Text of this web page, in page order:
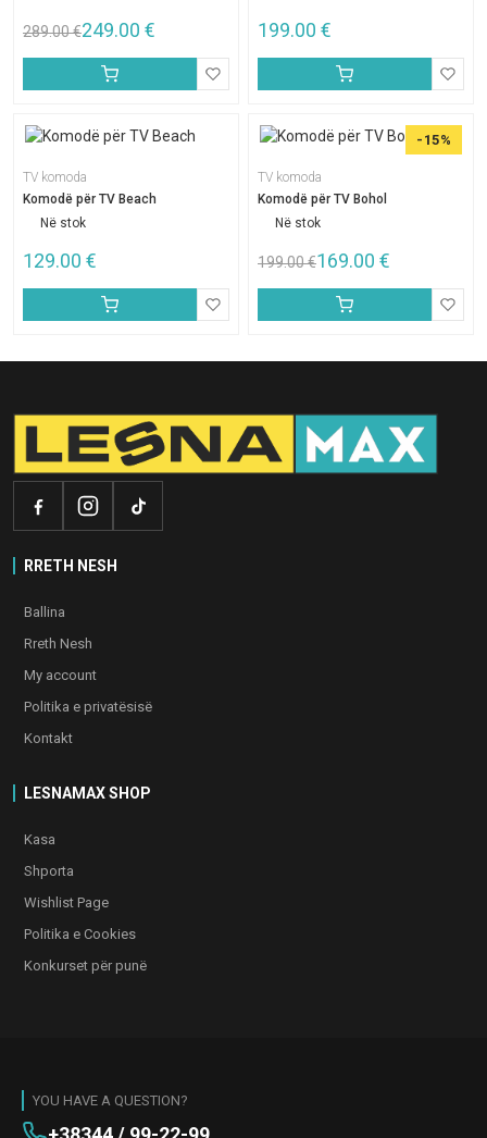
289.00€249.00 € 199.00 €
TV komoda
Komodë për TV Beach
Në stok
129.00 €
-15%
TV komoda
Komodë për TV Bohol
Në stok
199.00€169.00 €
RRETH NESH
Ballina
Rreth Nesh
My account
Politika e privatësisë
Kontakt
LESNAMAX SHOP
Kasa
Shporta
Wishlist Page
Politika e Cookies
Konkurset për punë
YOU HAVE A QUESTION?